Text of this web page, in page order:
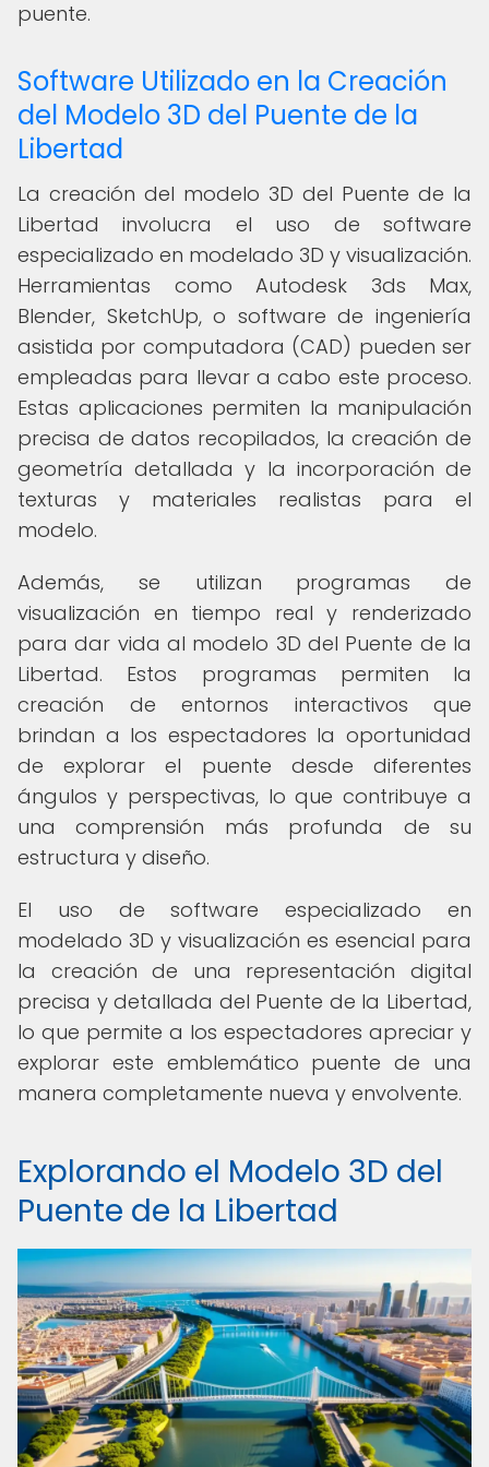
puente.
Software Utilizado en la Creación
del Modelo 3D del Puente de la
Libertad
La creación del modelo 3D del Puente de la
Libertad involucra el uso de software
especializado en modelado 3D y visualización.
Herramientas como Autodesk 3ds Max,
Blender, SketchUp, o software de ingeniería
asistida por computadora (CAD) pueden ser
empleadas para llevar a cabo este proceso.
Estas aplicaciones permiten la manipulación
precisa de datos recopilados, la creación de
geometría detallada y la incorporación de
texturas y materiales realistas para el
modelo.
Además, se utilizan programas de
visualización en tiempo real y renderizado
para dar vida al modelo 3D del Puente de la
Libertad. Estos programas permiten la
creación de entornos interactivos que
brindan a los espectadores la oportunidad
de explorar el puente desde diferentes
ángulos y perspectivas, lo que contribuye a
una comprensión más profunda de su
estructura y diseño.
El uso de software especializado en
modelado 3D y visualización es esencial para
la creación de una representación digital
precisa y detallada del Puente de la Libertad,
lo que permite a los espectadores apreciar y
explorar este emblemático puente de una
manera completamente nueva y envolvente.
Explorando el Modelo 3D del
Puente de la Libertad